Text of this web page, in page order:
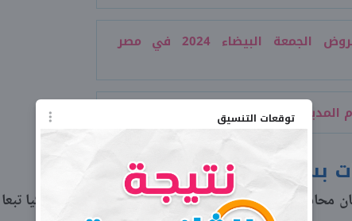
توقعات التنسيق
متى عروض الجمعة البيضاء 2024 في مصر
العالمي 2024 1446؟
زلزال اليوم في تركيا؟
محافظات الحسكة ودير الزور وحلب، شعروا بزلزال تركيا تبعا